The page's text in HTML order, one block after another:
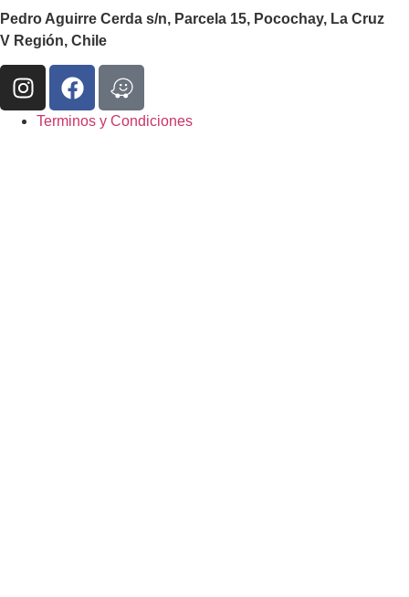
Pedro Aguirre Cerda s/n, Parcela 15, Pocochay, La Cruz
V Región, Chile
Terminos y Condiciones